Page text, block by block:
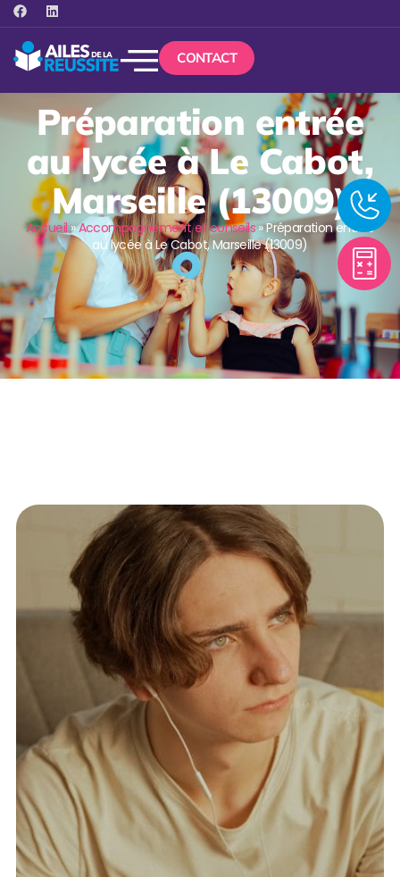
CONTACT
Préparation entrée
au lycée à Le Cabot,
Marseille (13009)
Accueil»Accompagnement et conseils»Préparation entrée
au lycée à Le Cabot, Marseille (13009)